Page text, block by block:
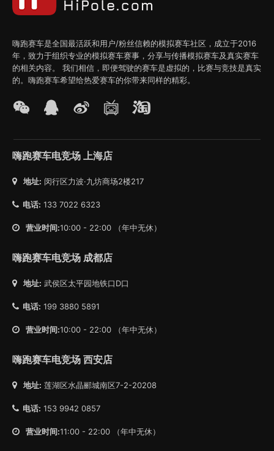
嗨跑赛车是全国最活跃和用户/粉丝信赖的模拟赛车社区，成立于2016
年，致力于组织专业的模拟赛车赛事，分享与传播模拟赛车及真实赛车
的相关内容。 我们相信，即便驾驶的赛车是虚拟的，比赛与竞技是真实
的。嗨跑赛车希望给热爱赛车的你带来同样的精彩。
嗨跑赛车电竞场 上海店
地址: 闵行区力波·九坊商场2楼217
电话: 133 7022 6323
营业时间:10:00 - 22:00 （年中无休）
嗨跑赛车电竞场 成都店
地址: 武侯区太平园地铁口D口
电话: 199 3880 5891
营业时间:10:00 - 22:00 （年中无休）
嗨跑赛车电竞场 西安店
地址: 莲湖区水晶郦城南区7-2-20208
电话: 153 9942 0857
营业时间:11:00 - 22:00 （年中无休）